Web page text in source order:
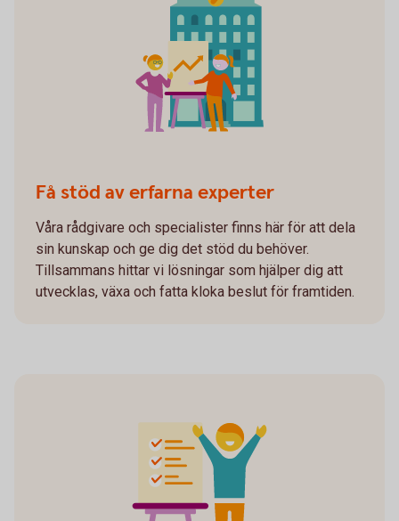
Få stöd av erfarna experter
Våra rådgivare och specialister finns här för att dela
sin kunskap och ge dig det stöd du behöver.
Tillsammans hittar vi lösningar som hjälper dig att
utvecklas, växa och fatta kloka beslut för framtiden.